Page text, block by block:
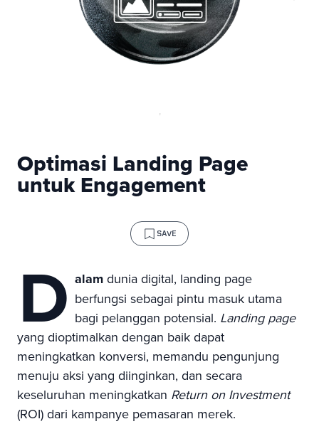
Optimasi Landing Page
untuk Engagement
SAVE
D alam dunia digital, landing page
berfungsi sebagai pintu masuk utama
bagi pelanggan potensial. Landing page
yang dioptimalkan dengan baik dapat
meningkatkan konversi, memandu pengunjung
menuju aksi yang diinginkan, dan secara
keseluruhan meningkatkan Return on Investment
(ROI) dari kampanye pemasaran merek.